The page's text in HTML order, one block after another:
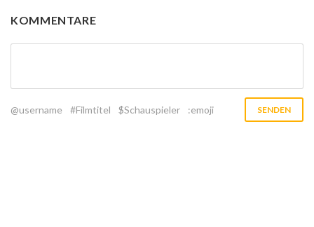
KOMMENTARE
@username #Filmtitel $Schauspieler :emoji